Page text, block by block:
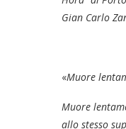
Gian Carlo
«Muore
Muore
allo stesso